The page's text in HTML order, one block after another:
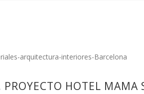
HOTEL MAMA